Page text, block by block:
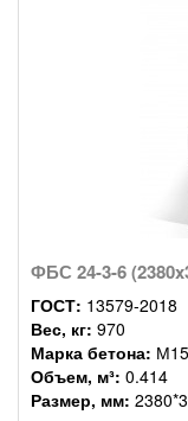
ФБС 24-3-6
ГОСТ: 13579-2018
Вес, кг: 970
Марка бетона:
Объем, м³: 0.414
Размер, мм: